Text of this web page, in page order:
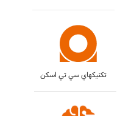
تکنيکهاي سي تي اسکن